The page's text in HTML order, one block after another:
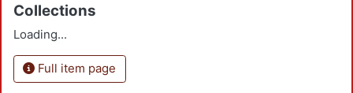
Collections
Loading...
Full item page